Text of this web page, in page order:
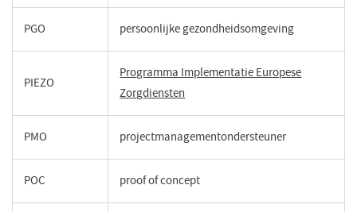
PGO persoonlijke gezondheidsomgeving
PIEZO
Programma Implementatie Europese
Zorgdiensten
in
een
nieuw
venster)
PMO projectmanagementondersteuner
POC proof of concept